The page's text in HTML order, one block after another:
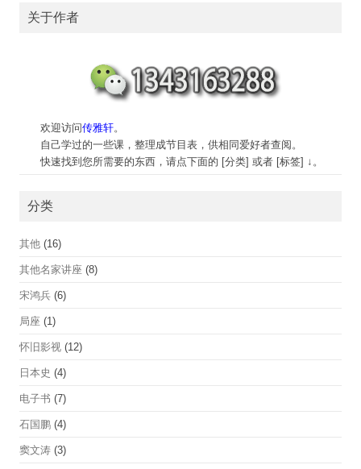
关于作者
欢迎访问传雅轩。
自己学过的一些课，整理成节目表，供相同爱好者查阅。
快速找到您所需要的东西，请点下面的 [分类] 或者 [标签] ↓。
分类
其他 (16)
其他名家讲座 (8)
宋鸿兵 (6)
局座 (1)
怀旧影视 (12)
日本史 (4)
电子书 (7)
石国鹏 (4)
窦文涛 (3)